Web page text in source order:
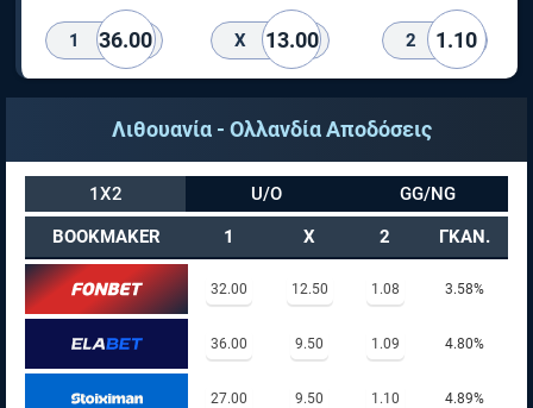
1 36.00 X 13.00 2 1.10
Λιθουανία - Ολλανδία Αποδόσεις
1X2 U/O
GG/NG
BOOKMAKER
1 X 2 ΓΚΑΝ.
32.00 12.50 1.08 3.58%
36.00 9.50 1.09 4.80%
27.00 9.50 1.10 4.89%